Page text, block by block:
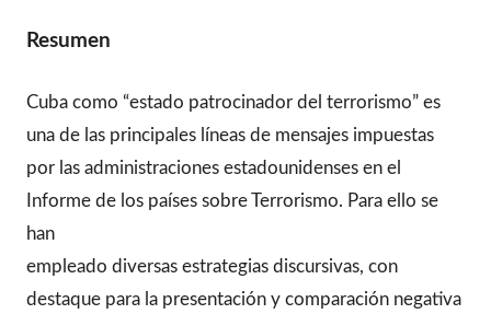
Resumen
Cuba como “estado patrocinador del terrorismo” es
una de las principales líneas de mensajes impuestas
por las administraciones estadounidenses en el
Informe de los países sobre Terrorismo. Para ello se
han
empleado diversas estrategias discursivas, con
destaque para la presentación y comparación negativa